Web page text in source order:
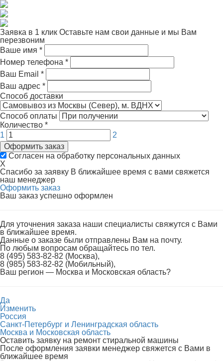
Заявка в 1 клик Оставьте нам свои данные и мы Вам
перезвоним
Ваше имя *
Номер телефона *
Ваш Email *
Ваш адрес *
Способ доставки
Способ оплаты
Количество *
1
2
Оформить заказ
Согласен на обработку персональных данных
X
Спасибо за заявку В ближайшее время с вами свяжется
наш менеджер
Оформить заказ
Ваш заказ успешно оформлен
Для уточнения заказа наши специалисты свяжутся с Вами
в ближайшее время.
Данные о заказе были отправлены Вам на почту.
По любым вопросам обращайтесь по тел.
8 (495) 583-82-82 (Москва),
8 (985) 583-82-82 (Мобильный),
Ваш регион — Москва и Московская область?
Да
Изменить
Россия
Санкт-Петербург и Ленинградская область
Москва и Московская область
Оставить заявку на ремонт стиральной машины
После оформления заявки менеджер свяжется с Вами в
ближайшее время